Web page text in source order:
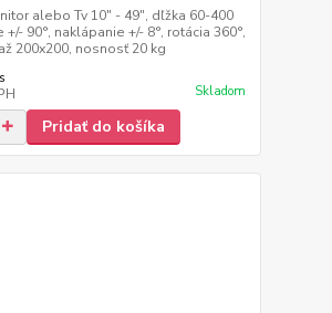
alebo Tv 10" - 49", dľžka 60-400
90°, naklápanie +/- 8°, rotácia 360°,
200x200, nosnosť 20 kg
Skladom
Pridať do košíka